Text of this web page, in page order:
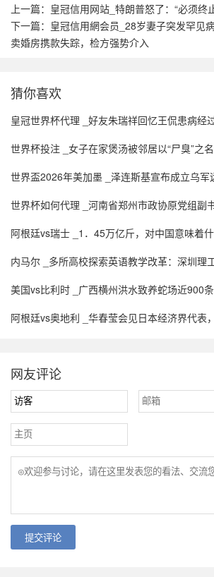
上一篇： 皇冠信用网站_特朗普怒了：“必须终
下一篇： 皇冠信用網会员_28岁妻子突发罕见
卖婚房携款失踪，检方强势介入
猜你喜欢
皇冠世界杯代理 _好友朱瑞祥回忆王侃患病经过：术后长期抗癌治
世界杯投注 _女子在家煲汤被邻居以“尸臭”之名报警，当事
世界盃2026年美加墨 _泽连斯基宣布成立乌军远程打击司令部，将集中现有资源，对俄进行深入打击；欧
世界杯如何代理 _河南省郑州市政协原党组副书记、副主席陈西川接受
阿根廷vs瑞士 _1．45万亿斤，对中国意味着什么？（“三农”补短
内马尔 _多所高校探索英语教学改革：深圳理工提出实验班逐
美国vs比利时 _广西横州洪水致养蛇场近900条蛇出逃，包括眼镜蛇、王锦蛇和水律蛇，一
阿根廷vs奥地利 _华春莹会见日本经济界代表，替高市早苗传了一
网友评论
提交评论